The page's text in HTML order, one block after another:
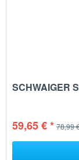
SCHWAIGER
59,65 € * 78,99